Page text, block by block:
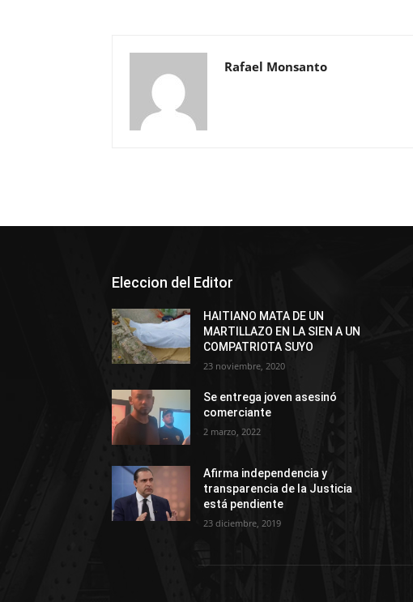
Rafael Monsanto
Eleccion del Editor
HAITIANO MATA DE UN
MARTILLAZO EN LA SIEN A UN
COMPATRIOTA SUYO
23 noviembre, 2020
Se entrega joven asesinó
comerciante
2 marzo, 2022
Afirma independencia y
transparencia de la Justicia
está pendiente
23 diciembre, 2019